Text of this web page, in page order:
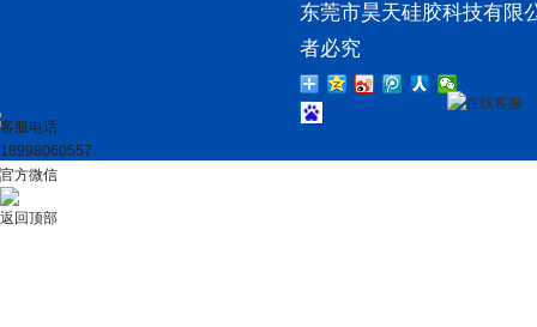
东莞市昊天硅胶科技有限
者必究
在线客服
客服电话
18998060557
官方微信
返回顶部